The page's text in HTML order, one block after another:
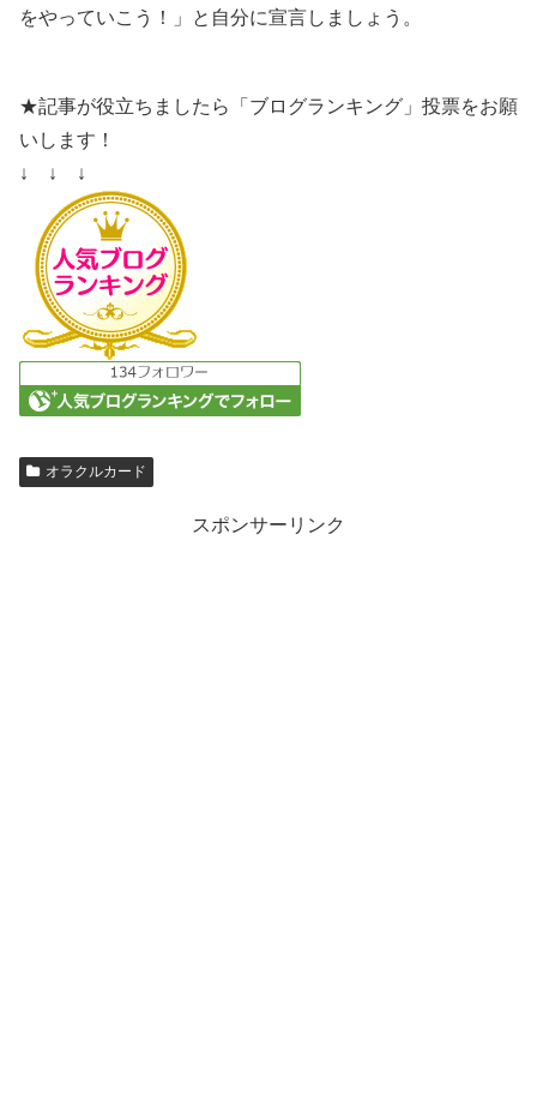
をやっていこう！」と自分に宣言しましょう。
★記事が役立ちましたら「ブログランキング」投票をお願
いします！
↓ ↓ ↓
オラクルカード
スポンサーリンク